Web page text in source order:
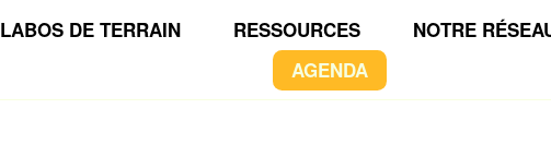
LABOS DE TERRAIN RESSOURCES NOTRE
AGENDA